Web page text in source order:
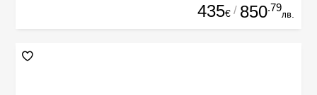
435€ / 850.79
лв.